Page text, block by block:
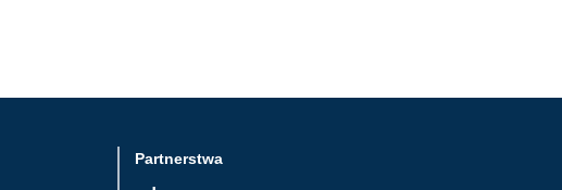
Partnerstwa